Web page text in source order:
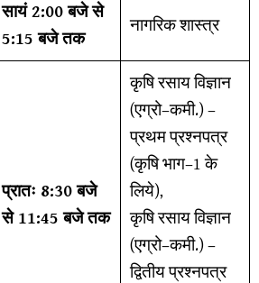
सायं 2:00 बजे से
5:15 बजे तक
नागरिक शास्त्र
प्रातः 8:30 बजे
से 11:45 बजे तक
कृषि रसाय विज्ञान
(एग्रो–कमी.) –
प्रथम प्रश्नपत्र
(कृषि भाग–1 के
लिये),
कृषि रसाय विज्ञान
(एग्रो–कमी.) –
द्वितीय प्रश्नपत्र